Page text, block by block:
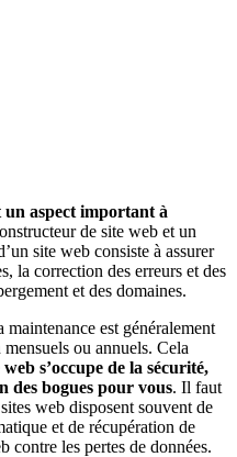
un aspect important à
de site web et un
site web consiste à assurer
la correction des erreurs et des
et des domaines.
est généralement
ou annuels. Cela
s’occupe de la sécurité,
des bogues pour vous. Il faut
web disposent souvent de
et de récupération de
contre les pertes de données.